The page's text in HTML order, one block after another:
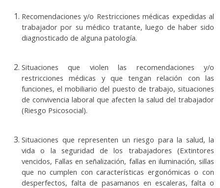
Recomendaciones y/o Restricciones médicas expedidas al
trabajador por su médico tratante, luego de haber sido
diagnosticado de alguna patología.
Situaciones que violen las recomendaciones y/o
restricciones médicas y que tengan relación con las
funciones, el mobiliario del puesto de trabajo, situaciones
de convivencia laboral que afecten la salud del trabajador
(Riesgo Psicosocial).
Situaciones que representen un riesgo para la salud, la
vida o la seguridad de los trabajadores (Extintores
vencidos, Fallas en señalización, fallas en iluminación, sillas
que no cumplen con características ergonómicas o con
desperfectos, falta de pasamanos en escaleras, falta o